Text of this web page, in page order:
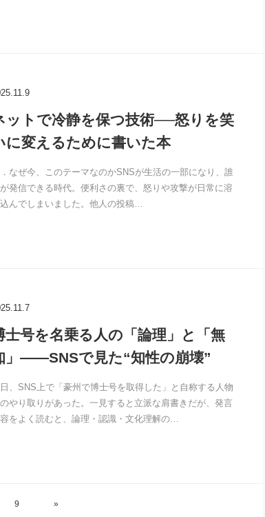
ットで冷静を保つ技術──怒りを笑
に変えるために書いた本
．なぜ今、このテーマなのかSNSが生活の一部になり、誰
発信できる時代。便利さの裏で、怒りや攻撃が日常に溶
んでしまいました。他人の投稿…
士号を名乗る人の「論理」と「無
」——SNSで見た“知性の崩壊”
、SNS上で「豪州で博士号を取得した」と自称する人物
やり取りがあった。一見すると立派な肩書きだが、発言
をよく読むと、論理・認識・文化理解の…
9 »